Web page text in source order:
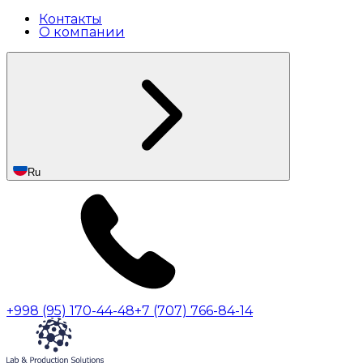
Контакты
О компании
Ru
+998 (95) 170-44-48+7 (707) 766-84-14